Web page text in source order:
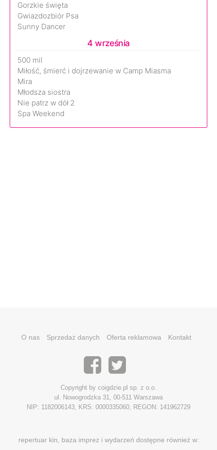
Gorzkie święta
Gwiazdozbiór Psa
Sunny Dancer
4 września
500 mil
Miłość, śmierć i dojrzewanie w Camp Miasma
Mira
Młodsza siostra
Nie patrz w dół 2
Spa Weekend
O nas Sprzedaż danych Oferta reklamowa Kontakt
Copyright by coigdzie.pl sp. z o.o.
ul. Nowogrodzka 31, 00-511 Warszawa
NIP: 1182006143, KRS: 0000335060, REGON: 141962729
repertuar kin, baza imprez i wydarzeń dostępne również w: